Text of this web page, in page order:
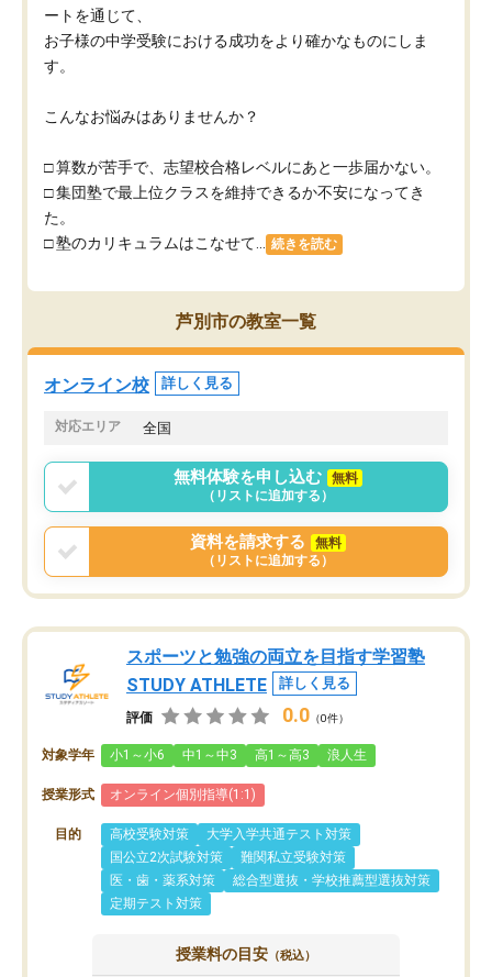
ートを通じて、
お子様の中学受験における成功をより確かなものにしま
す。
こんなお悩みはありませんか？
□ 算数が苦手で、志望校合格レベルにあと一歩届かない。
□ 集団塾で最上位クラスを維持できるか不安になってき
た。
□ 塾のカリキュラムはこなせて...
続きを読む
芦別市の教室一覧
オンライン校 詳しく見る
対応エリア 全国
無料体験を申し込む
無料
（リストに追加する）
資料を請求する
無料
（リストに追加する）
スポーツと勉強の両立を目指す学習塾
STUDY ATHLETE
詳しく見る
評価 0.0 （0件）
対象学年 小1～小6 中1～中3 高1～高3 浪人生
授業形式 オンライン個別指導(1:1)
目的 高校受験対策
大学入学共通テスト対策
国公立2次試験対策
難関私立受験対策
医・歯・薬系対策
総合型選抜・学校推薦型選抜対策
定期テスト対策
授業料の目安 （税込）